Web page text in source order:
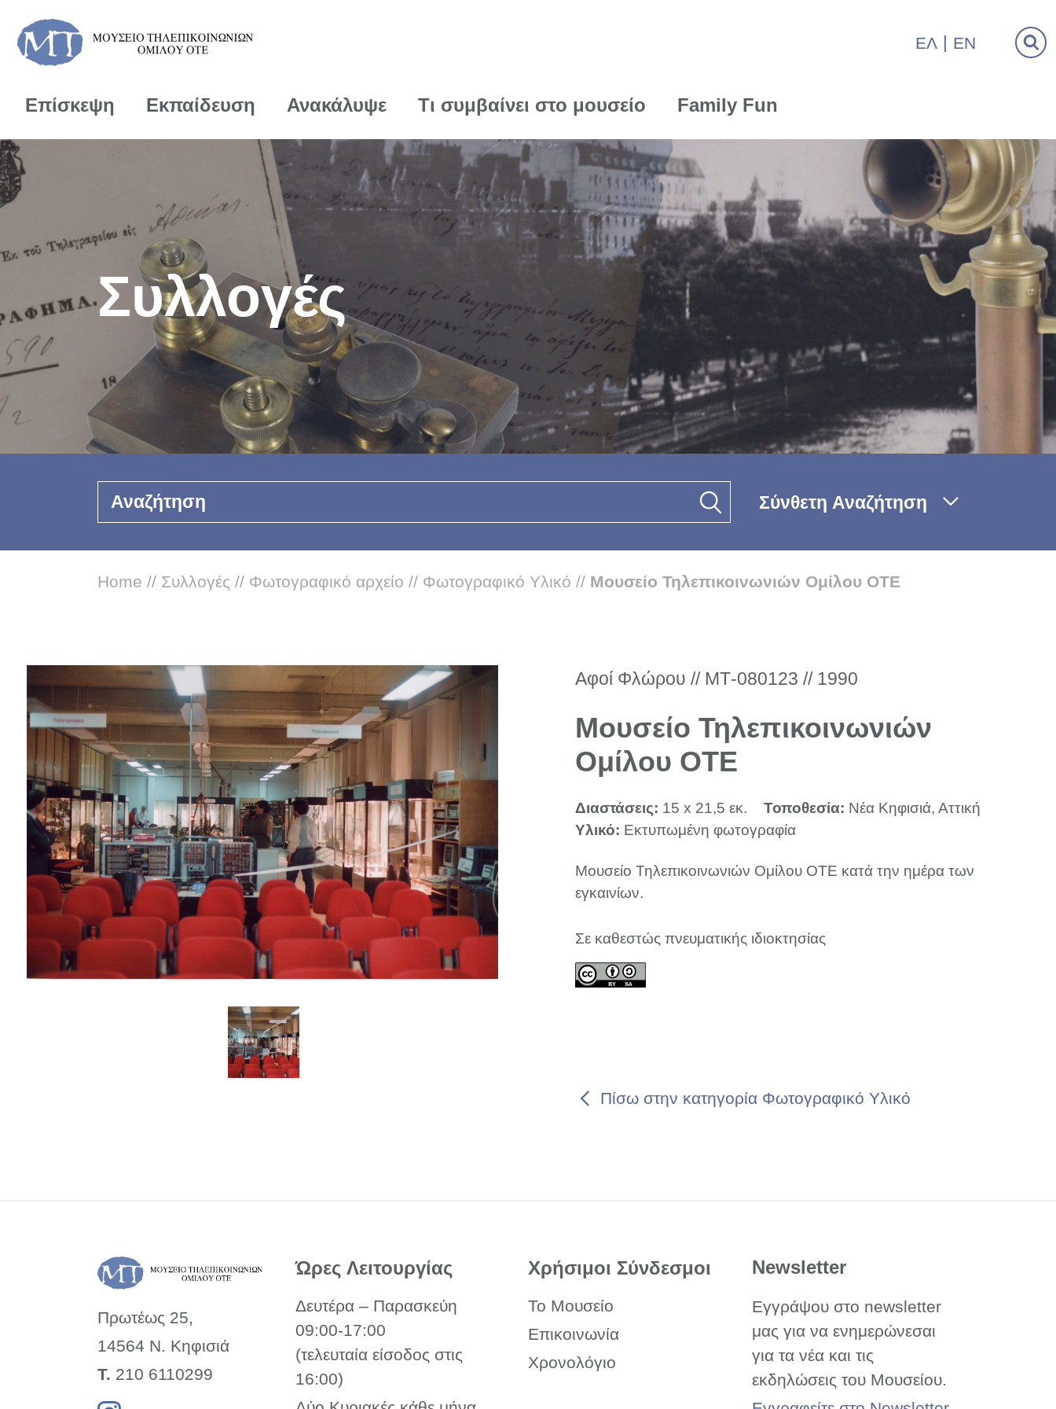
ΕΛ EN
Επίσκεψη Εκπαίδευση Ανακάλυψε Τι συμβαίνει στο μουσείο Family Fun
Συλλογές
Αναζήτηση Σύνθετη Αναζήτηση
Home // Συλλογές // Φωτογραφικό αρχείο // Φωτογραφικό Υλικό // Μουσείο Τηλεπικοινωνιών Ομίλου ΟΤΕ
Πίσω στην κατηγορία Φωτογραφικό Υλικό
Αφοί Φλώρου // ΜΤ-080123 // 1990
Μουσείο Τηλεπικοινωνιών
Ομίλου ΟΤΕ
Διαστάσεις: 15 x 21,5 εκ. Τοποθεσία: Νέα Κηφισιά, Αττική
Υλικό: Εκτυπωμένη φωτογραφία
Μουσείο Τηλεπικοινωνιών Ομίλου ΟΤΕ κατά την ημέρα των
εγκαινίων.
Σε καθεστώς πνευματικής ιδιοκτησίας
Πρωτέως 25,
14564 Ν. Κηφισιά
Τ. 210 6110299
Ώρες Λειτουργίας
Δευτέρα – Παρασκεύη
09:00-17:00
(τελευταία είσοδος στις
16:00)
Χρήσιμοι Σύνδεσμοι
Το Μουσείο
Επικοινωνία
Χρονολόγιο
Newsletter
Εγγράψου στο newsletter
μας για να ενημερώνεσαι
για τα νέα και τις
εκδηλώσεις του Μουσείου.